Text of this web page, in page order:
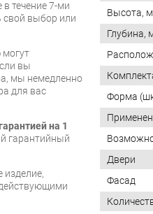
течение 7-ми
свой выбор или
вы
мы немедленно
для вас
на 1
гарантийный
изделие,
действующими
Высота,
Глубина,
Форма
Двери
Фасад